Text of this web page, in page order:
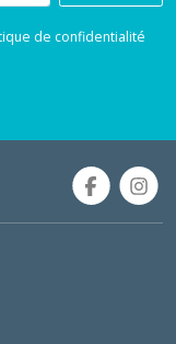
de confidentialité